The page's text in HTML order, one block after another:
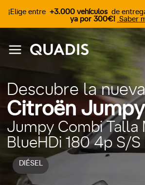
¡Elige entre +3.000 vehículos de
ya por 300€! Saber
Descubre la nueva
Citroën Jumpy
DIÉSEL
Jumpy Combi Talla
BlueHDi 180 4p S/S